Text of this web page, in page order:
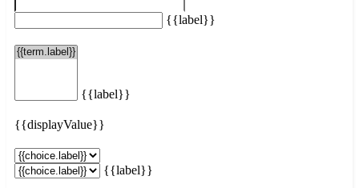
{{label}}
{{label}}
{{displayValue}}
{{label}}